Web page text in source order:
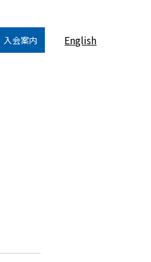
入会案内 English